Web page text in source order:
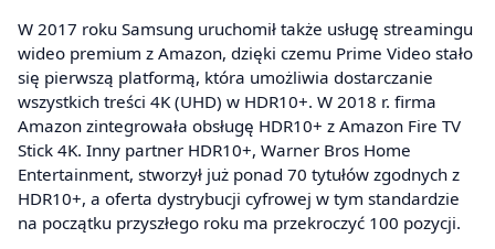
W 2017 roku Samsung uruchomił także usługę streamingu
wideo premium z Amazon, dzięki czemu Prime Video stało
się pierwszą platformą, która umożliwia dostarczanie
wszystkich treści 4K (UHD) w HDR10+. W 2018 r. firma
Amazon zintegrowała obsługę HDR10+ z Amazon Fire TV
Stick 4K. Inny partner HDR10+, Warner Bros Home
Entertainment, stworzył już ponad 70 tytułów zgodnych z
HDR10+, a oferta dystrybucji cyfrowej w tym standardzie
na początku przyszłego roku ma przekroczyć 100 pozycji.